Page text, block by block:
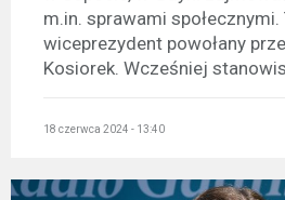
m.in. sprawami
wiceprezydent powołany
Kosiorek. Wcześniej
18 czerwca 2024 - 13:40